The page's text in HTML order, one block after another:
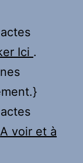
Ici .
A voir et à